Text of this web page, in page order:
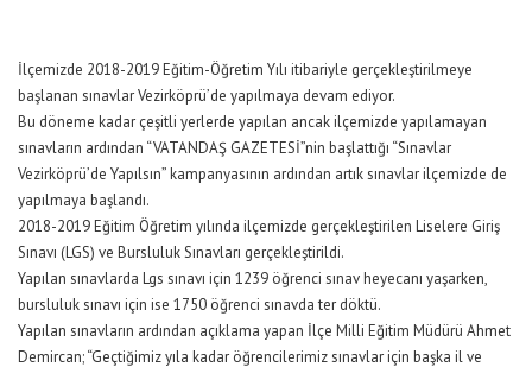
İlçemizde 2018-2019 Eğitim-Öğretim Yılı itibariyle gerçekleştirilmeye
başlanan sınavlar Vezirköprü’de yapılmaya devam ediyor.
Bu döneme kadar çeşitli yerlerde yapılan ancak ilçemizde yapılamayan
sınavların ardından “VATANDAŞ GAZETESİ”nin başlattığı “Sınavlar
Vezirköprü’de Yapılsın” kampanyasının ardından artık sınavlar ilçemizde de
yapılmaya başlandı.
2018-2019 Eğitim Öğretim yılında ilçemizde gerçekleştirilen Liselere Giriş
Sınavı (LGS) ve Bursluluk Sınavları gerçekleştirildi.
Yapılan sınavlarda Lgs sınavı için 1239 öğrenci sınav heyecanı yaşarken,
bursluluk sınavı için ise 1750 öğrenci sınavda ter döktü.
Yapılan sınavların ardından açıklama yapan İlçe Milli Eğitim Müdürü Ahmet
Demircan; “Geçtiğimiz yıla kadar öğrencilerimiz sınavlar için başka il ve